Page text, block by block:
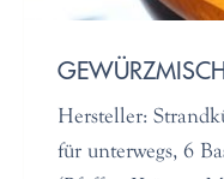
Hersteller:
für unterwegs, 6